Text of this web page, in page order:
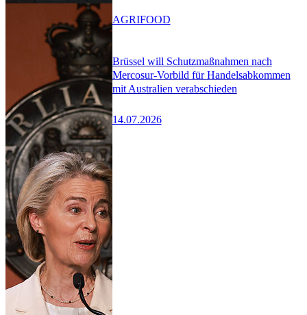
Brüssel will Schutzmaßnahmen nach
Mercosur-Vorbild für Handelsabkommen
mit Australien verabschieden
14.07.2026
AGRIFOOD